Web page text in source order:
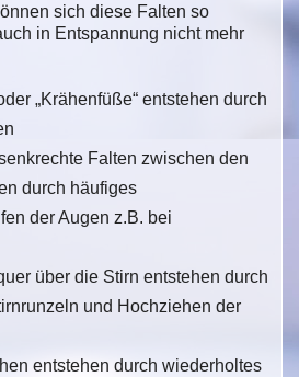
sich diese Falten so
in Entspannung nicht mehr
„Krähenfüße“ entstehen durch
Falten zwischen den
durch häufiges
der Augen z.B. bei
über die Stirn entstehen durch
und Hochziehen der
entstehen durch wiederholtes